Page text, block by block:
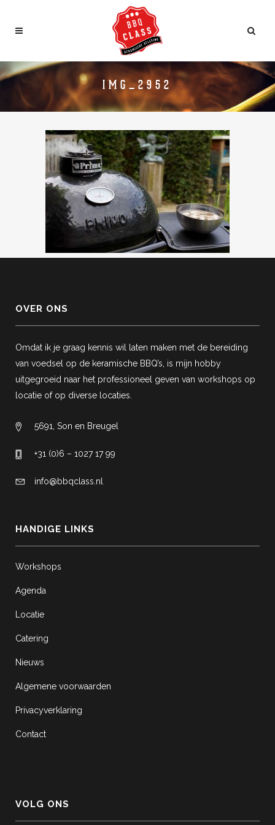
IMG_2952
OVER ONS
Omdat ik je graag kennis wil laten maken met de bereiding
van voedsel op de keramische BBQ’s, is mijn hobby
uitgegroeid naar het professioneel geven van workshops op
locatie of op diverse locaties.
5691, Son en Breugel
+31 (0)6 – 1027 17 99
info@bbqclass.nl
HANDIGE LINKS
Workshops
Agenda
Locatie
Catering
Nieuws
Algemene voorwaarden
Privacyverklaring
Contact
VOLG ONS